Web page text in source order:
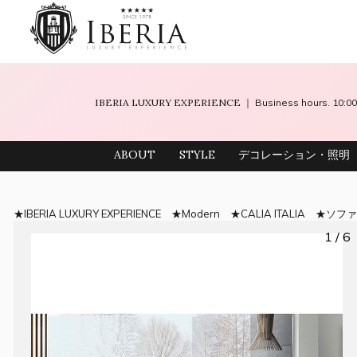
IBERIA LUXURY EXPERIENCE ｜ Business hours.
ABOUT STYLE デコレーション・照明
IBERIA LUXURY EXPERIENCE Modern CALIA ITALIA ソファ
1 / 6